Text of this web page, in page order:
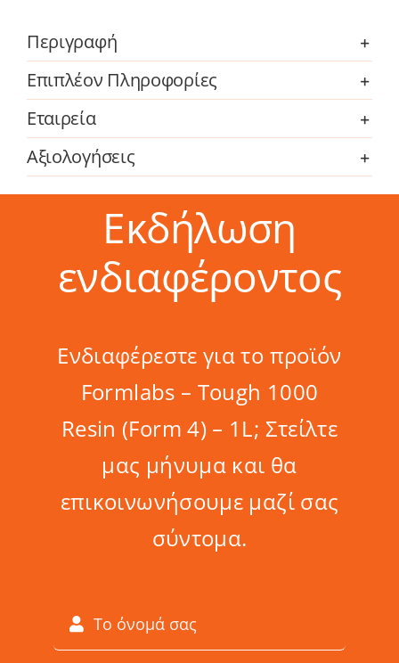
Περιγραφή
Επιπλέον Πληροφορίες
Εταιρεία
Αξιολογήσεις
Εκδήλωση
ενδιαφέροντος
Ενδιαφέρεστε για το προϊόν
Formlabs – Tough 1000
Resin (Form 4) – 1L; Στείλτε
μας μήνυμα και θα
επικοινωνήσουμε μαζί σας
σύντομα.